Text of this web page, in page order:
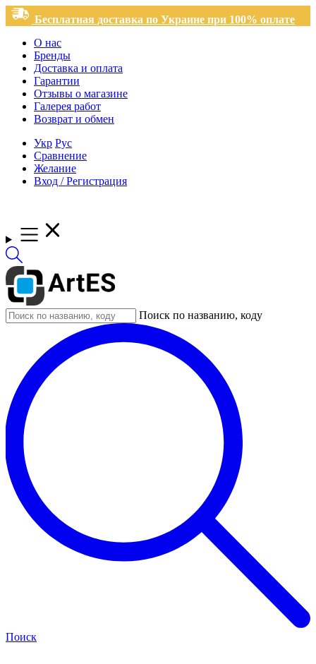
Бесплатная доставка по Украине при 100% оплате
О нас
Бренды
Доставка и оплата
Гарантии
Отзывы о магазине
Галерея работ
Возврат и обмен
Укр Рус
Сравнение
Желание
Вход / Регистрация
Поиск по названию, коду
Поиск